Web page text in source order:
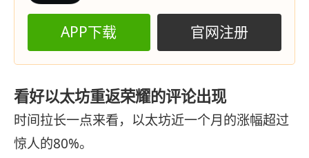
APP下载 官网注册
看好以太坊重返荣耀的评论出现
时间拉长一点来看，以太坊近一个月的涨幅超过
惊人的80%。